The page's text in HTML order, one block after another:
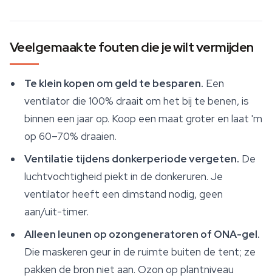
Veelgemaakte fouten die je wilt vermijden
Te klein kopen om geld te besparen. Een
ventilator die 100% draait om het bij te benen, is
binnen een jaar op. Koop een maat groter en laat 'm
op 60–70% draaien.
Ventilatie tijdens donkerperiode vergeten. De
luchtvochtigheid piekt in de donkeruren. Je
ventilator heeft een dimstand nodig, geen
aan/uit-timer.
Alleen leunen op ozongeneratoren of ONA-gel.
Die maskeren geur in de ruimte buiten de tent; ze
pakken de bron niet aan. Ozon op plantniveau